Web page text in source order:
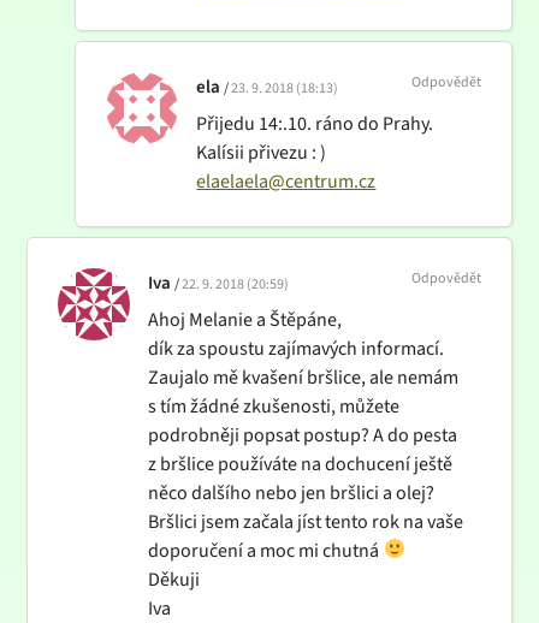
ela 23. 9. 2018 (18:13)
Přijedu 14:.10. ráno do Prahy.
Kalísii přivezu : )
elaelaela@centrum.cz
Odpovědět
Iva 22. 9. 2018 (20:59)
Ahoj Melanie a Štěpáne,
dík za spoustu zajímavých informací.
Zaujalo mě kvašení bršlice, ale nemám
s tím žádné zkušenosti, můžete
podrobněji popsat postup? A do pesta
z bršlice používáte na dochucení ještě
něco dalšího nebo jen bršlici a olej?
Bršlici jsem začala jíst tento rok na vaše
doporučení a moc mi chutná
Děkuji
Iva
Odpovědět